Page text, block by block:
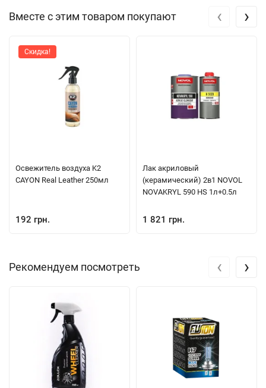
Вместе с этим товаром покупают
Скидка!
Освежитель воздуха K2
CAYON Real Leather 250мл
192 грн.
Лак акриловый
(керамический) 2в1 NOVOL
NOVAKRYL 590 HS 1л+0.5л
1 821 грн.
‹ ›
Рекомендуем посмотреть ‹ ›